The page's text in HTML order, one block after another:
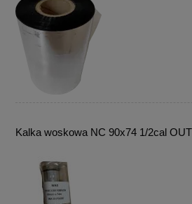
Kalka woskowa NC 90x74 1/2cal OUT